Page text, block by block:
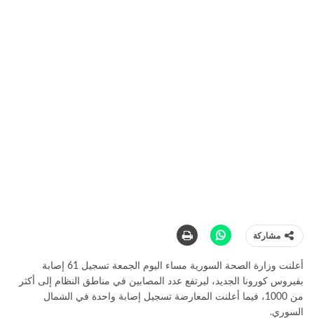
مشاركة
أعلنت وزارة الصحة السورية مساء اليوم الجمعة تسجيل 61 إصابة
بفيروس كورونا الجديد، ليرتفع عدد المصابين في مناطق النظام إلى أكثر
من 1000، فيما أعلنت المعارضة تسجيل إصابة واحدة في الشمال
السوري.